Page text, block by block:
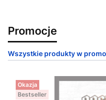
Promocje
Wszystkie produkty w
Okazja
Bestseller